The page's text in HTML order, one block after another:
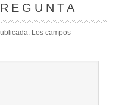
Los campos